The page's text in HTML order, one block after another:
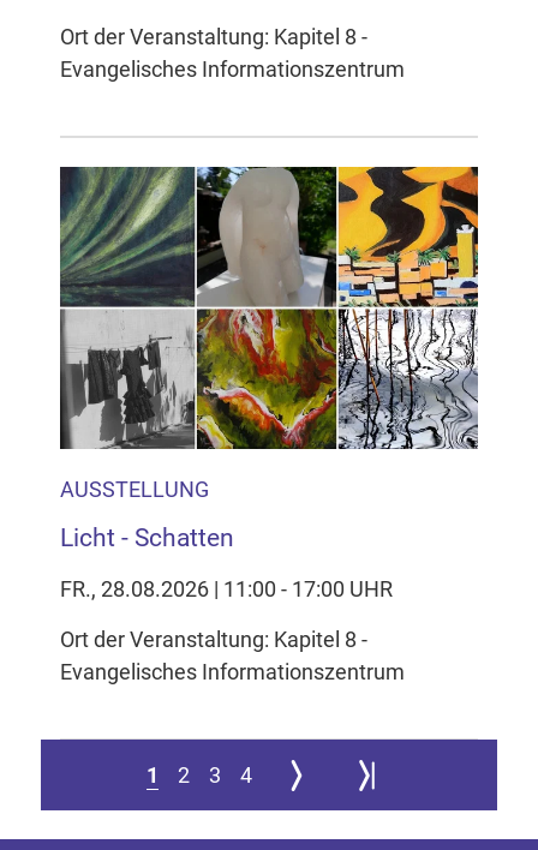
Ort der Veranstaltung: Kapitel 8 -
Evangelisches Informationszentrum
AUSSTELLUNG
Licht - Schatten
FR., 28.08.2026 | 11:00 - 17:00 UHR
Ort der Veranstaltung: Kapitel 8 -
Evangelisches Informationszentrum
1 2 3 4 Zur nächsten SeiteZur letzten Seite